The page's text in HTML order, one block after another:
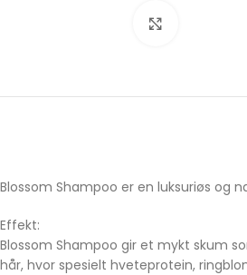
Blossom Shampoo er en luksuriøs og
Effekt:
Blossom Shampoo gir et mykt skum
hår, hvor spesielt hveteprotein,